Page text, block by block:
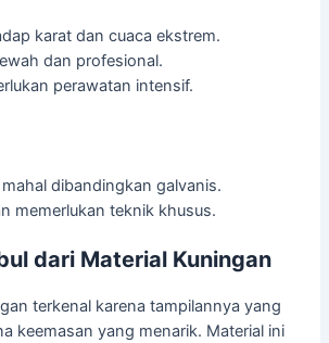
karat dan cuaca ekstrem.
dan profesional.
perawatan intensif.
dibandingkan galvanis.
memerlukan teknik khusus.
dari Material Kuningan
terkenal karena tampilannya yang
keemasan yang menarik. Material ini